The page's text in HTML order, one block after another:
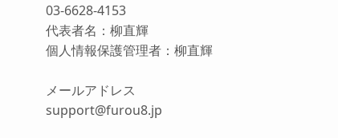
03-6628-4153
代表者名：柳直輝
個人情報保護管理者：柳直輝
メールアドレス
support@furou8.jp